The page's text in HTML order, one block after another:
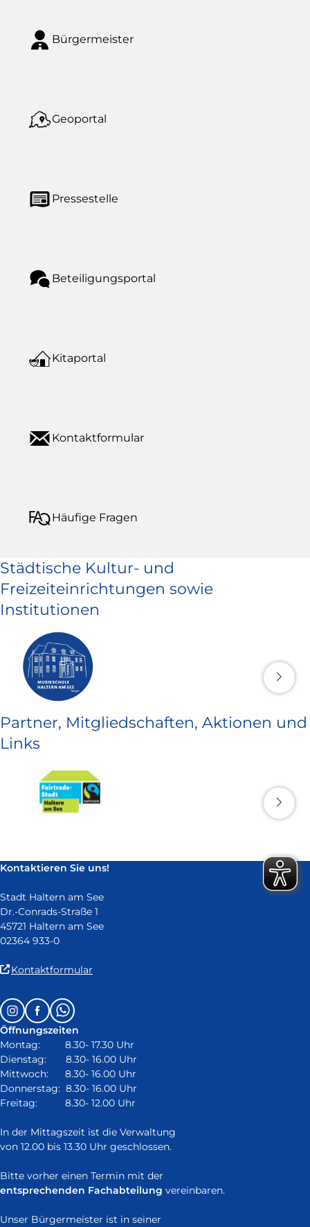
Bürgermeister
Geoportal
Pressestelle
Beteiligungsportal
Kitaportal
Kontaktformular
Häufige Fragen
Städtische Kultur- und
Freizeiteinrichtungen sowie
Institutionen
Partner, Mitgliedschaften, Aktionen und
Links
Kontaktieren Sie uns!
Stadt Haltern am See
Dr.-Conrads-Straße 1
45721 Haltern am See
02364 933-0
Kontaktformular
in
neuem
Fenster)
Follow
us
on:
InstagramFacebookWhatsapp
Öffnungszeiten
Montag: 8.30- 17.30 Uhr
Dienstag: 8.30- 16.00 Uhr
Mittwoch: 8.30- 16.00 Uhr
Donnerstag: 8.30- 16.00 Uhr
Freitag: 8.30- 12.00 Uhr
In der Mittagszeit ist die Verwaltung
von 12.00 bis 13.30 Uhr geschlossen.
Bitte vorher einen Termin mit der
entsprechenden Fachabteilung vereinbaren.
Unser Bürgermeister ist in seiner